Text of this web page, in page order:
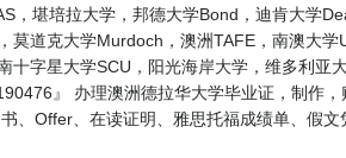
，堪培拉大学，邦德大学Bond，迪肯大学
道克大学Murdoch，澳洲TAFE，南澳大学
十字星大学SCU，阳光海岸大学，维多利亚
』 办理澳洲德拉华大学毕业证，制作，
、Offer、在读证明、雅思托福成绩单、假文